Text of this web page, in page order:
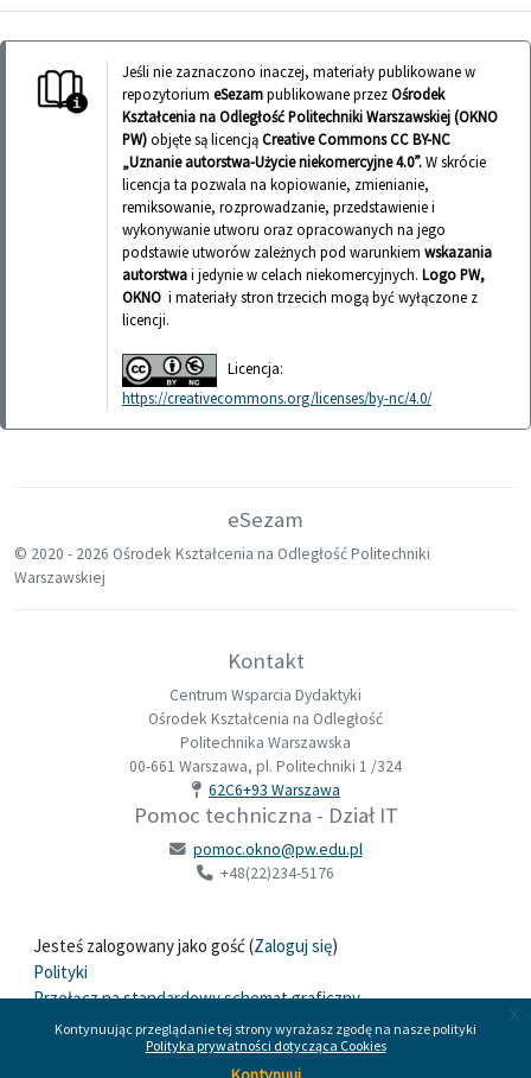
Kontynuując przeglądanie tej strony wyrażasz zgodę na nasze polityki
Polityka prywatności dotycząca Cookies
x
Jeśli nie zaznaczono inaczej, materiały publikowane w
repozytorium eSezampublikowane przezOśrodek
Kształcenia na Odległość Politechniki Warszawskiej (OKNO
PW)objęte są licencjąCreative Commons CC BY-NC
„Uznanie autorstwa-Użycie niekomercyjne 4.0”.W skrócie
licencja ta pozwala na kopiowanie, zmienianie,
remiksowanie, rozprowadzanie, przedstawienie i
wykonywanie utworu oraz opracowanych na jego
podstawie utworów zależnych pod warunkiem wskazania
autorstwai jedynie w celach niekomercyjnych. Logo PW,
OKNO i materiały stron trzecich mogą być wyłączone z
licencji.
Licencja:
https://creativecommons.org/licenses/by-nc/4.0/
eSezam
© 2020 - 2026 Ośrodek Kształcenia na Odległość Politechniki
Warszawskiej
Kontakt
Centrum Wsparcia Dydaktyki
Ośrodek Kształcenia na Odległość
Politechnika Warszawska
00-661 Warszawa, pl. Politechniki 1 /324
62C6+93 Warszawa
Pomoc techniczna - Dział IT
pomoc.okno@pw.edu.pl
+48(22)234-5176
Jesteś zalogowany jako gość (Zaloguj się)
Polityki
Przełącz na standardowy schemat graficzny